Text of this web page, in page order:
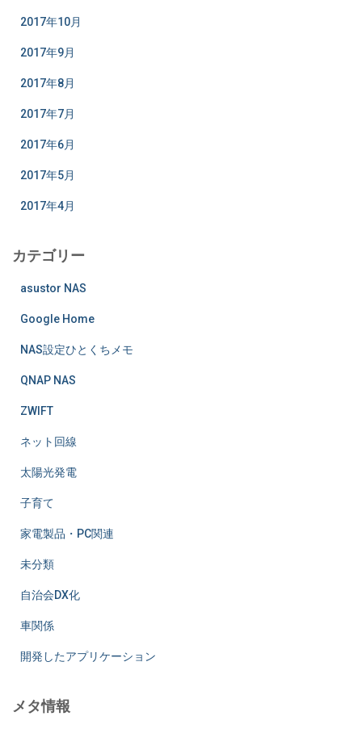
2017年10月
2017年9月
2017年8月
2017年7月
2017年6月
2017年5月
2017年4月
カテゴリー
asustor NAS
Google Home
NAS設定ひとくちメモ
QNAP NAS
ZWIFT
ネット回線
太陽光発電
子育て
家電製品・PC関連
未分類
自治会DX化
車関係
開発したアプリケーション
メタ情報